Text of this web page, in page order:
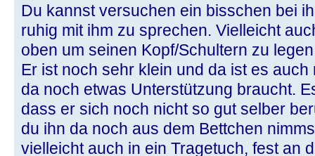
Du kannst versuchen ein bisschen bei
ruhig mit ihm zu sprechen. Vielleicht
oben um seinen Kopf/Schultern zu
Er ist noch sehr klein und da ist es
da noch etwas Unterstützung braucht.
dass er sich noch nicht so gut selber
du ihn da noch aus dem Bettchen
vielleicht auch in ein Tragetuch, fest an